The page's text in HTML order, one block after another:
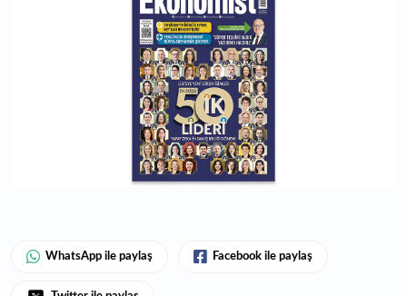
WhatsApp ile paylaş Facebook ile paylaş